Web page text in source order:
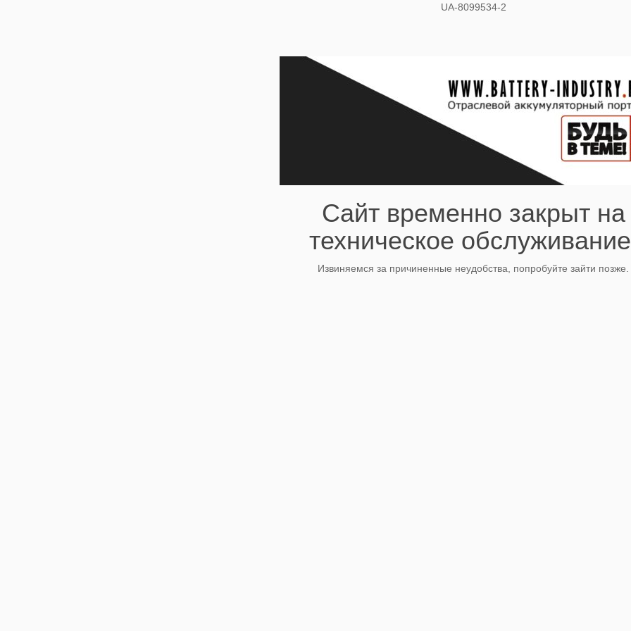
UA-8099534-2
Сайт временно закрыт на
техническое
Извиняемся за причиненные неудобства, попробуйте зайти позже.